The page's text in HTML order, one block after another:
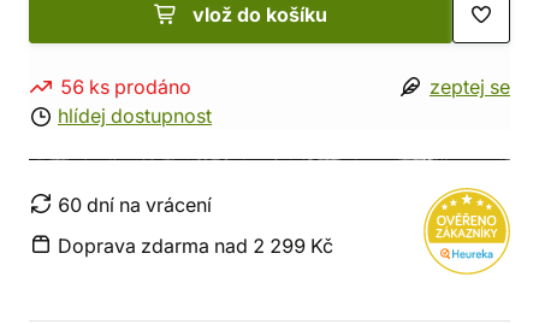
vlož do košíku
56 ks prodáno
hlídej dostupnost
zeptej se
60 dní na vrácení
Doprava zdarma nad 2 299 Kč